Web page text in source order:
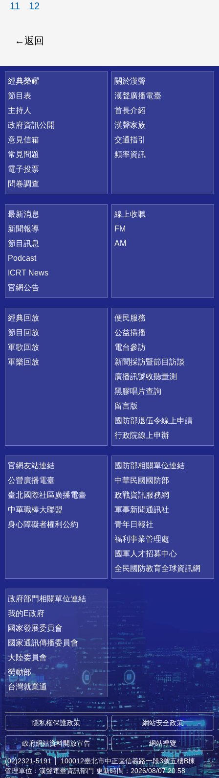
11
12
返回
快速連結
經典榮耀
節目表
主持人
政府資訊公開
意見信箱
常見問題
電子投票
問卷調查
關於漢聲
漢聲廣播電臺
首長介紹
漢聲家族
交通指引
頻率資訊
最新消息
新聞報導
節目訊息
Podcast
ICRT News
官網公告
線上收聽
FM
AM
經典回放
節目回放
軍歌回放
軍樂回放
便民服務
公益插播
電台參訪
新聞採訪暨節目訪談
廣播訊號收聽量測
黑膠唱片查詢
留言版
國防部退伍令線上申請
行政院線上申辦
官網友站連結
公營廣播電臺
臺北國際社區廣播電臺
中華職棒大聯盟
身心障礙者權利公約
國防部相關單位連結
中華民國國防部
政戰資訊服務網
軍事新聞通訊社
青年日報社
福利事業管理處
國軍人才招募中心
全民國防教育全球資訊網
政府部門相關單位連結
我的E政府
國家發展委員會
國家通訊傳播委員會
大陸委員會
勞動部
台灣就業通
隱私權保護政策 網站安全政策
政府網站資料開放宣告 網站導覽
(02)2321-5191 │ 100012臺北市中正區信義路一段3號五樓B棟
管理單位：漢聲電臺資訊部門 更新時間：2026/08/07 20:58